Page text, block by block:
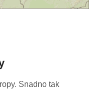
Snadno tak